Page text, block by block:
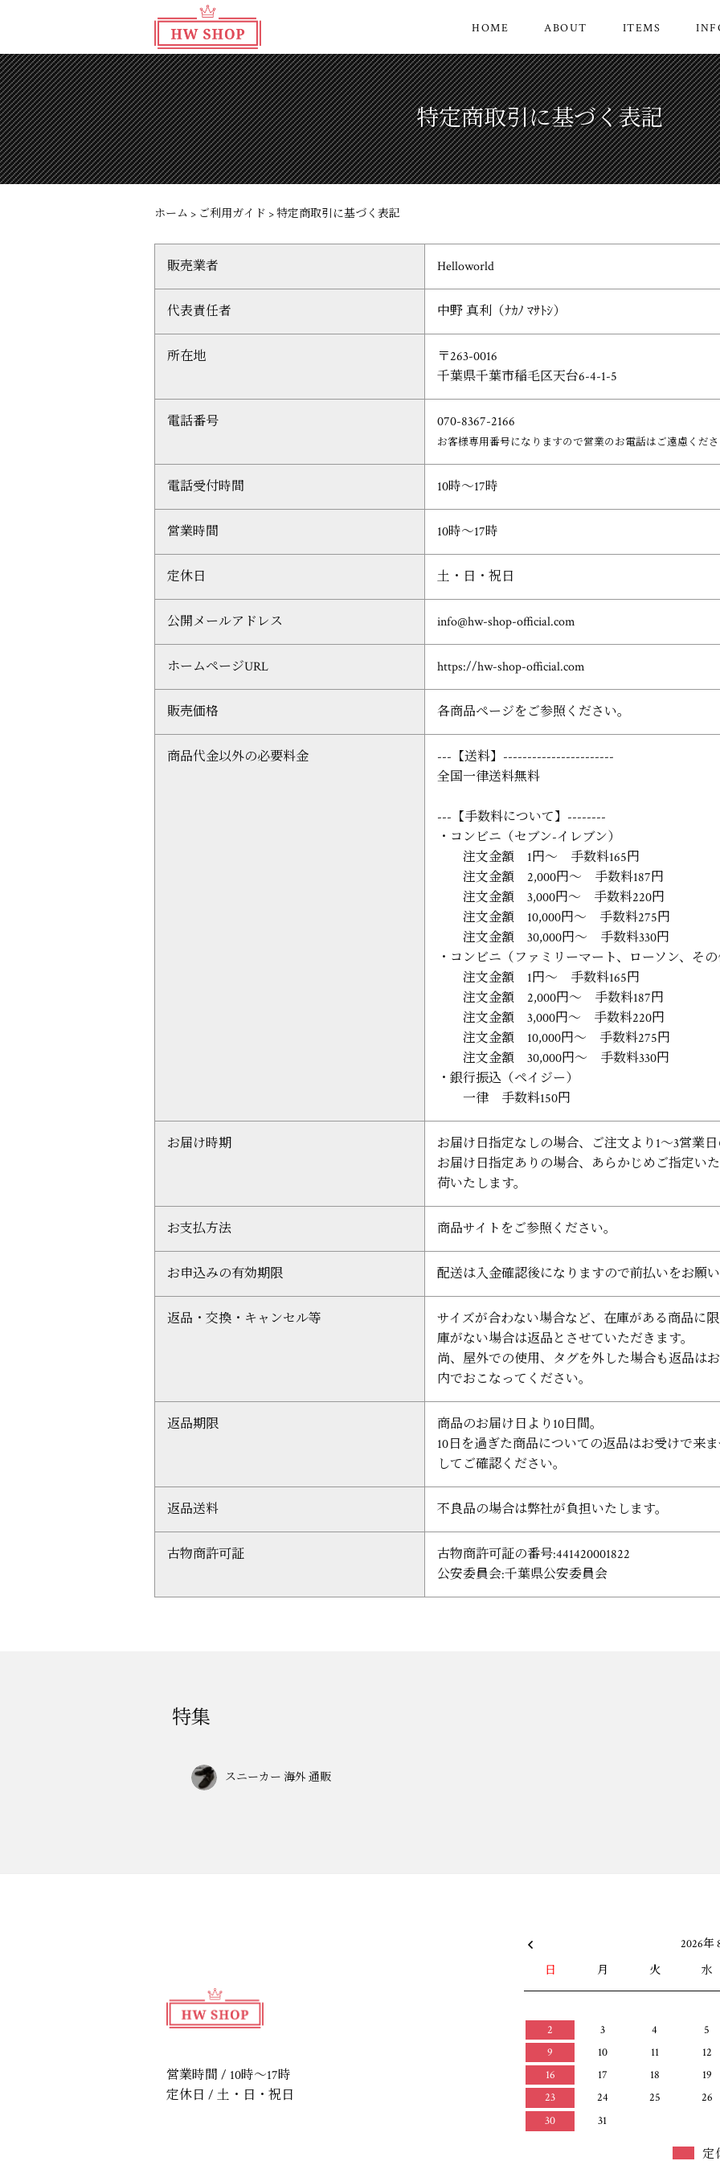
HOME ABOUT ITEMS
特定商取引に基づく表記
ホーム > ご利用ガイド >特定商取引に基づく表記
販売業者 Helloworld
代表責任者 中野 真利（ﾅｶﾉ ﾏｻﾄｼ）
所在地
〒263-0016
千葉県千葉市稲毛区天台6-4-1-5
電話番号 070-8367-2166
お客様専用番号になりますので営業のお電話はご遠慮くだ
電話受付時間 10時～17時
営業時間 10時～17時
定休日 土・日・祝日
公開メールアドレス info@hw-shop-official.com
ホームページURL https://hw-shop-official.com
販売価格 各商品ページをご参照ください。
商品代金以外の必要料金
---【送料】-----------------------
全国一律送料無料
---【手数料について】--------
・コンビニ（セブン-イレブン）
注文金額 1円～ 手数料165円
注文金額 2,000円～ 手数料187円
注文金額 3,000円～ 手数料220円
注文金額 10,000円～ 手数料275円
注文金額 30,000円～ 手数料330円
・コンビニ（ファミリーマート、ローソン、そ
注文金額 1円～ 手数料165円
注文金額 2,000円～ 手数料187円
注文金額 3,000円～ 手数料220円
注文金額 10,000円～ 手数料275円
注文金額 30,000円～ 手数料330円
・銀行振込（ペイジー）
一律 手数料150円
お届け時期
お届け日指定なしの場合、ご注文より1～3営業
お届け日指定ありの場合、あらかじめご指定い
荷いたします。
お支払方法 商品サイトをご参照ください。
お申込みの有効期限 配送は入金確認後になりますので前払いをお願
返品・交換・キャンセル等
サイズが合わない場合など、在庫がある商品に
庫がない場合は返品とさせていただきます。
尚、屋外での使用、タグを外した場合も返品は
内でおこなってください。
返品期限
商品のお届け日より10日間。
10日を過ぎた商品についての返品はお受けで来
してご確認ください。
返品送料 不良品の場合は弊社が負担いたします。
古物商許可証
古物商許可証の番号:441420001822
公安委員会:千葉県公安委員会
特集
スニーカー 海外 通販
営業時間 / 10時～17時
定休日 / 土・日・祝日
2026年
日
月 火 水
2 3 4
5
9
10 11
12
16
17 18
19
23
24 25
26
30
31
定